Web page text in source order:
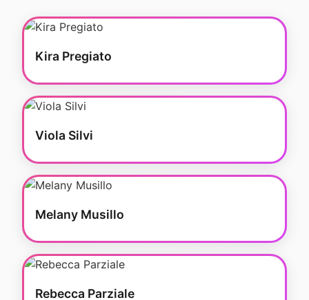
Kira Pregiato
Viola Silvi
Melany Musillo
Rebecca Parziale